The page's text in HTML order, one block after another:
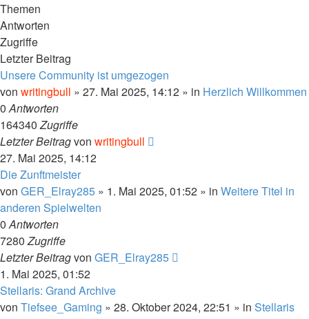
Themen
Antworten
Zugriffe
Letzter Beitrag
Unsere Community ist umgezogen
von writingbull » 27. Mai 2025, 14:12 » in Herzlich Willkommen
0Antworten
164340Zugriffe
Letzter Beitragvon writingbull
27. Mai 2025, 14:12
Die Zunftmeister
von GER_Elray285 » 1. Mai 2025, 01:52 » in Weitere Titel in
anderen Spielwelten
0Antworten
7280Zugriffe
Letzter Beitragvon GER_Elray285
1. Mai 2025, 01:52
Stellaris: Grand Archive
von Tiefsee_Gaming » 28. Oktober 2024, 22:51 » in Stellaris